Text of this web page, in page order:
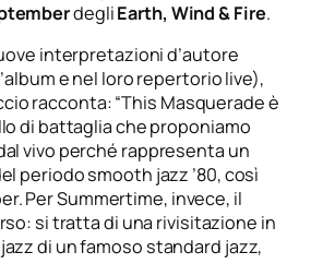
degliEarth, Wind & Fire.
interpretazioni d’autore
e nel loro repertorio live),
racconta: “This Masquerade è
di battaglia che proponiamo
vivo perché rappresenta un
periodo smooth jazz ’80, così
Per Summertime, invece, il
si tratta di una rivisitazione in
di un famoso standard jazz,